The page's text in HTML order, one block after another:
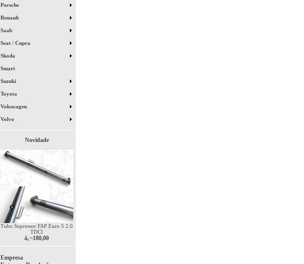
Porsche
Renault
Saab
Seat / Cupra
Skoda
Smart
Suzuki
Toyota
Vokswagen
Volvo
Novidade
Tubo Supressor FAP Euro 5 2.0
TDCI
â‚¬180,00
Empresa